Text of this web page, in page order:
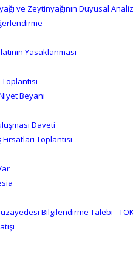
ve Zeytinyağının Duyusal
Yasaklanması
Beyanı
Daveti
Toplantısı
Bilgilendirme Talebi -